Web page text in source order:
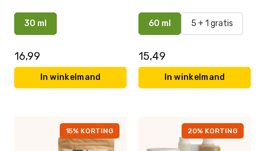
30 ml
16,99
In winkelmand
60 ml 5 + 1 gratis
15,49
In winkelmand
15% KORTING 20% KORTING